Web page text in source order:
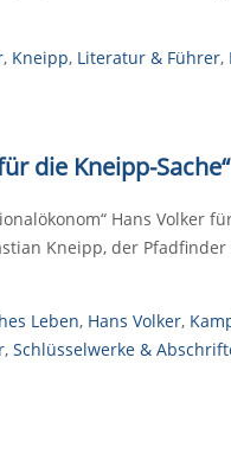
, Kneipp, Literatur & Führer,
die Kneipp-Sache“
Hans Volker
Kneipp, der
Leben, Hans Volker,
, Schlüsselwerke &